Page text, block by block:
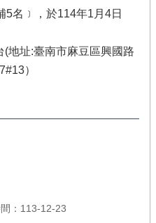
5名﹞，於114年1月4日
地址:臺南市麻豆區興國路
）​
：113-12-23